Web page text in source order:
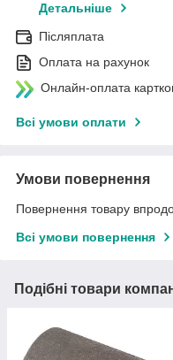
Детальніше
Післяплата
Оплата на рахунок
Онлайн-оплата
Всі умови оплати
Умови повернення
Повернення товару
Всі умови повернення
Подібні товари